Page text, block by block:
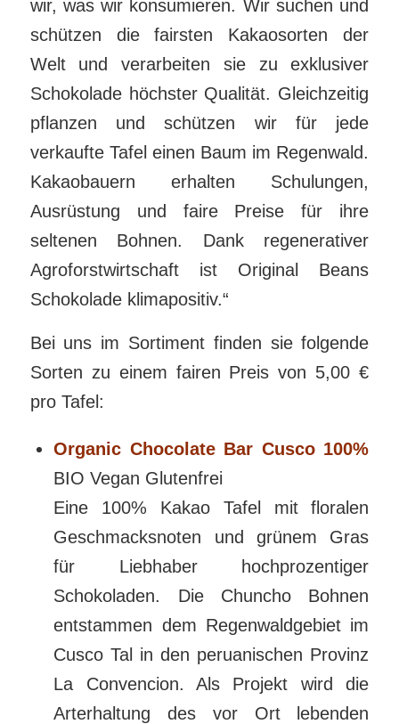
wir, was wir konsumieren. Wir suchen und
schützen die fairsten Kakaosorten der
Welt und verarbeiten sie zu exklusiver
Schokolade höchster Qualität. Gleichzeitig
pflanzen und schützen wir für jede
verkaufte Tafel einen Baum im Regenwald.
Kakaobauern erhalten Schulungen,
Ausrüstung und faire Preise für ihre
seltenen Bohnen. Dank regenerativer
Agroforstwirtschaft ist Original Beans
Schokolade klimapositiv.“
Bei uns im Sortiment finden sie folgende
Sorten zu einem fairen Preis von 5,00 €
pro Tafel:
Organic Chocolate Bar Cusco 100%
BIO Vegan Glutenfrei
Eine 100% Kakao Tafel mit floralen
Geschmacksnoten und grünem Gras
für Liebhaber hochprozentiger
Schokoladen. Die Chuncho Bohnen
entstammen dem Regenwaldgebiet im
Cusco Tal in den peruanischen Provinz
La Convencion. Als Projekt wird die
Arterhaltung des vor Ort lebenden